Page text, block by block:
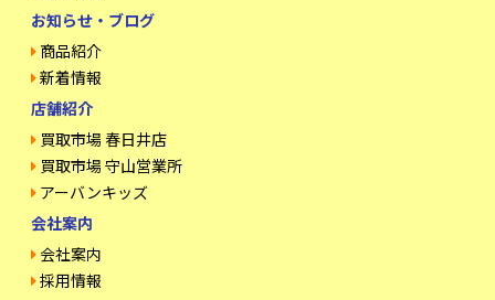
お知らせ・ブログ
商品紹介
新着情報
店舗紹介
買取市場 春日井店
買取市場 守山営業所
アーバンキッズ
会社案内
会社案内
採用情報